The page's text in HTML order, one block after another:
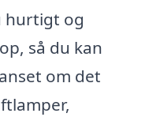
hurtigt og
så du kan
om det